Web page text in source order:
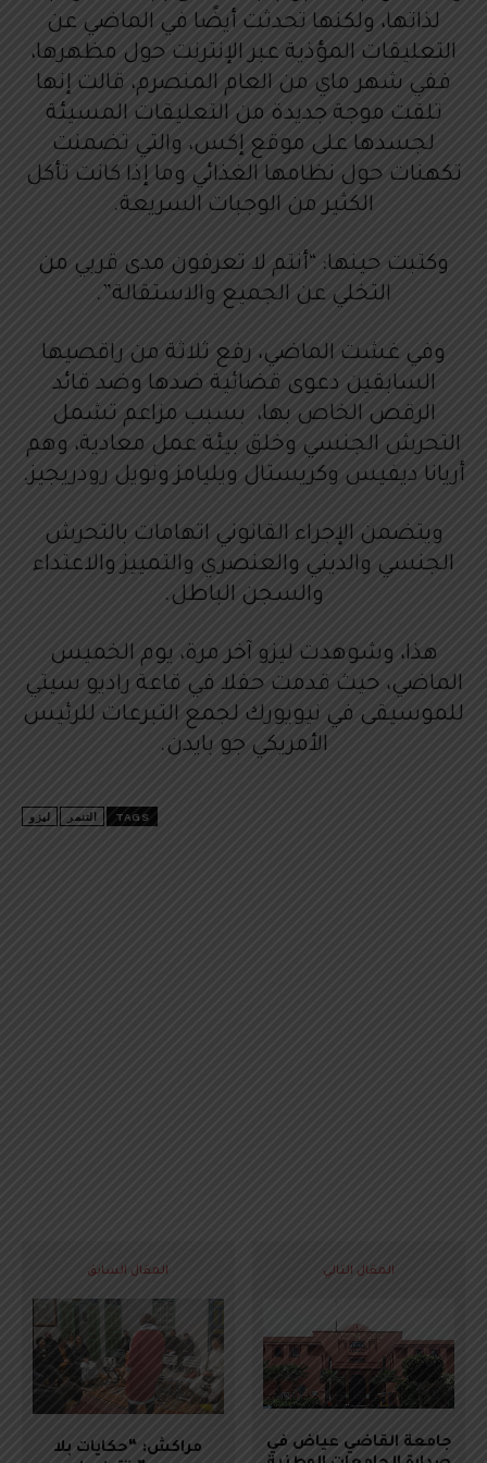
لذاتها، ولكنها تحدثت أيضًا في الماضي عن
التعليقات المؤذية عبر الإنترنت حول مظهرها،
ففي شهر ماي من العام المنصرم، قالت إنها
تلقت موجة جديدة من التعليقات المسيئة
لجسدها على موقع إكس، والتي تضمنت
تكهنات حول نظامها الغذائي وما إذا كانت تأكل
الكثير من الوجبات السريعة.
وكتبت حينها: “أنتم لا تعرفون مدى قربي من
التخلي عن الجميع والاستقالة”.
وفي غشت الماضي، رفع ثلاثة من راقصيها
السابقين دعوى قضائية ضدها وضد قائد
الرقص الخاص بها، بسبب مزاعم تشمل
التحرش الجنسي وخلق بيئة عمل معادية، وهم
أريانا ديفيس وكريستال ويليامز ونويل رودريجيز.
ويتضمن الإجراء القانوني اتهامات بالتحرش
الجنسي والديني والعنصري والتمييز والاعتداء
والسجن الباطل.
هذا، وشوهدت ليزو آخر مرة، يوم الخميس
الماضي، حيث قدمت حفلا في قاعة راديو سيتي
للموسيقى في نيويورك لجمع التبرعات للرئيس
الأمريكي جو بايدن.
TAGS التنمر ليزو
المقال السابق
مراكش: “حكايات بلا
المقال التالي
جامعة القاضي عياض في